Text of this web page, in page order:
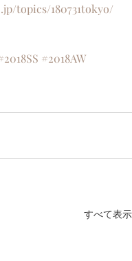
topics/180731tokyo/
#2018AW
すべて表示